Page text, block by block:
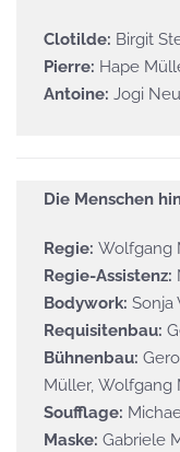
Clotilde: Birgit
Pierre: Hape
Antoine: Jogi
Die Menschen
Regie: Wolfgang
Regie-Assistenz:
Bodywork: Sonja
Requisitenbau:
Bühnenbau:
Müller, Wolfgang
Soufflage:
Maske: Gabriele